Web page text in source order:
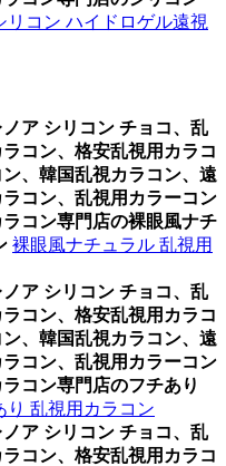
リコン ハイドロゲル遠視
ノア シリコン チョコ、乱
コン、格安乱視用カラコ
、韓国乱視カラコン、遠
コン、乱視用カラーコン
コン専門店の裸眼風ナチ
裸眼風ナチュラル 乱視用
ノア シリコン チョコ、乱
コン、格安乱視用カラコ
、韓国乱視カラコン、遠
コン、乱視用カラーコン
コン専門店のフチあり
り 乱視用カラコン
ノア シリコン チョコ、乱
コン、格安乱視用カラコ